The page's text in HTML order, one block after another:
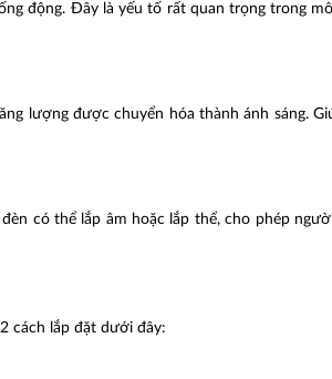
động. Đây là yếu tố rất quan trọng trong
lượng được chuyển hóa thành ánh sáng.
có thể lắp âm hoặc lắp thể, cho phép
cách lắp đặt dưới đây: